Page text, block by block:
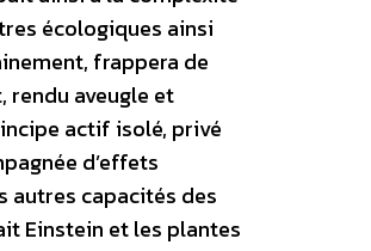
écologiques ainsi
frappera de
rendu aveugle et
actif isolé, privé
d’effets
autres capacités des
Einstein et les plantes